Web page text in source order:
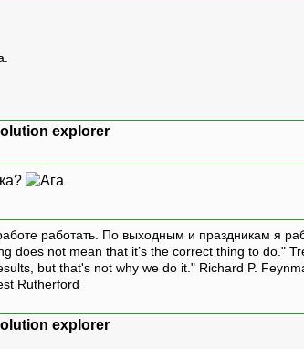
explorer
работать. По выходным и праздникам я
does not mean that it’s the correct thing to do."
but that's not why we do it." Richard P.
Rutherford
explorer